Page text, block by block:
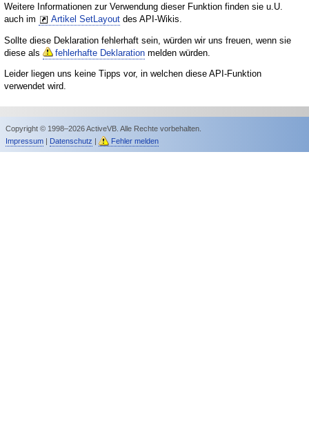
Weitere Informationen zur Verwendung dieser Funktion finden sie u.U.
auch im
Artikel SetLayout des API-Wikis.
Sollte diese Deklaration fehlerhaft sein, würden wir uns freuen, wenn sie
diese als
fehlerhafte Deklaration melden würden.
Leider liegen uns keine Tipps vor, in welchen diese API-Funktion
verwendet wird.
Copyright © 1998–2026 ActiveVB. Alle Rechte vorbehalten.
Impressum| Datenschutz | Fehler melden